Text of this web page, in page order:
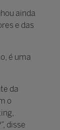
ainda
e das
é uma
da
o
disse